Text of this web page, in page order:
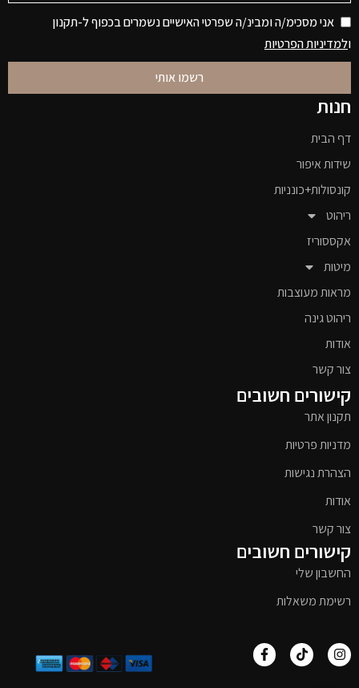
אני מסכימ/ה ומבינ/ה שפרטי האישיים נשמרים בכפוף ל-תקנון
ולמדיניות הפרטיות
רשמו אותי
חנות
דף הבית
שידות איפור
קונסולות+כונניות
ריהוט
אקססוריז
מיטות
מראות מעוצבות
ריהוט גינה
אודות
צור קשר
קישורים חשובים
תקנון אתר
מדניות פרטיות
הצהרת נגישות
אודות
צור קשר
קישורים חשובים
החשבון שלי
רשימת משאלות